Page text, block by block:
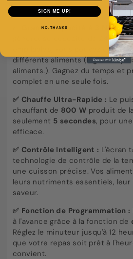
✅ Grande Capacité à 3
généreuse capacité de 24
empilables, vous pouvez cuire
différents aliments (légumes,
aliments.). Gagnez du temps et
complet en une seule fois.
✅ Chauffe Ultra-Rapide : Le
chauffant de 800 W produit de
seulement 5 secondes, pour
efficace.
✅ Contrôle Intelligent : L'écran
technologie de contrôle de la
une cuisson précise. Vos
leurs nutriments essentiels,
saveur.
✅ Fonction de Programmation :
à l'avance grâce à la fonction de
Réglez le minuteur jusqu'à 12
que votre repas soit prêt à
convient.
SIGN ME UP!
NO, THANKS